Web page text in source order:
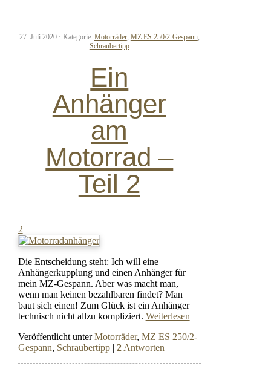
27. Juli 2020 · Kategorie: Motorräder, MZ ES 250/2-Gespann,
Schraubertipp
Ein
Anhänger
am
Motorrad –
Teil 2
2
Die Entscheidung steht: Ich will eine
Anhängerkupplung und einen Anhänger für
mein MZ-Gespann. Aber was macht man,
wenn man keinen bezahlbaren findet? Man
baut sich einen! Zum Glück ist ein Anhänger
technisch nicht allzu kompliziert. Weiterlesen
Veröffentlicht unter Motorräder, MZ ES 250/2-
Gespann, Schraubertipp | 2Antworten